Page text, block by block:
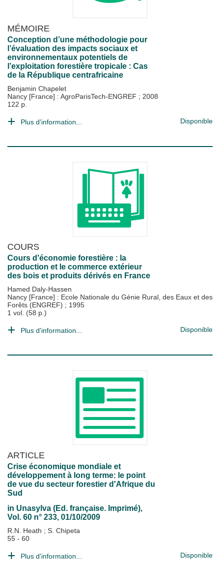
MÉMOIRE
Conception d’une méthodologie pour
l’évaluation des impacts sociaux et
environnementaux potentiels de
l’exploitation forestière tropicale : Cas
de la République centrafricaine
Benjamin Chapelet
Nancy [France] : AgroParisTech-ENGREF ; 2008
122 p.
Plus d'information... Disponible
COURS
Cours d'économie forestière : la
production et le commerce extérieur
des bois et produits dérivés en France
Hamed Daly-Hassen
Nancy [France] : Ecole Nationale du Génie Rural, des Eaux et des
Forêts (ENGREF) ; 1995
1 vol. (58 p.)
Plus d'information... Disponible
ARTICLE
Crise économique mondiale et
développement à long terme: le point
de vue du secteur forestier d'Afrique du
Sud
in Unasylva (Ed. française. Imprimé),
Vol. 60 n° 233, 01/10/2009
R.N. Heath ; S. Chipeta
55 - 60
Plus d'information... Disponible